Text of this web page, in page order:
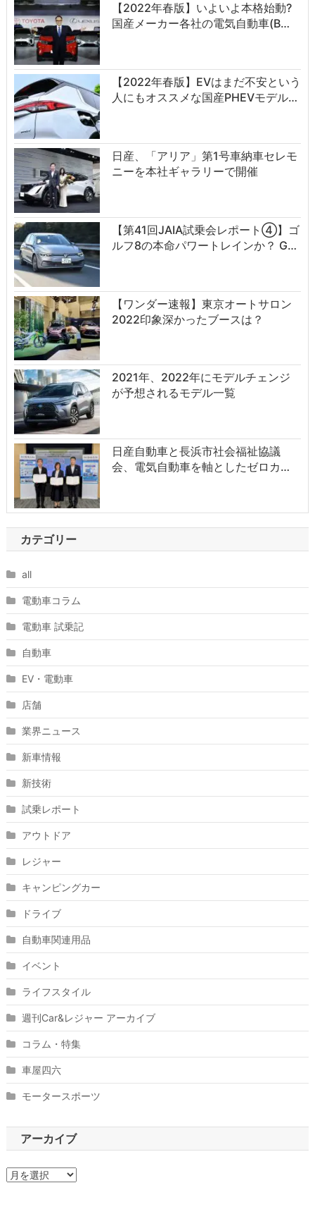
【2022年春版】いよいよ本格始動?
国産メーカー各社の電気自動車(B…
【2022年春版】EVはまだ不安という
人にもオススメな国産PHEVモデル…
日産、「アリア」第1号車納車セレモ
ニーを本社ギャラリーで開催
【第41回JAIA試乗会レポート④】ゴ
ルフ8の本命パワートレインか？ G…
【ワンダー速報】東京オートサロン
2022印象深かったブースは？
2021年、2022年にモデルチェンジ
が予想されるモデル一覧
日産自動車と長浜市社会福祉協議
会、電気自動車を軸としたゼロカ…
カテゴリー
all
電動車コラム
電動車 試乗記
自動車
EV・電動車
店舗
業界ニュース
新車情報
新技術
試乗レポート
アウトドア
レジャー
キャンピングカー
ドライブ
自動車関連用品
イベント
ライフスタイル
週刊Car&レジャー アーカイブ
コラム・特集
車屋四六
モータースポーツ
アーカイブ
ア